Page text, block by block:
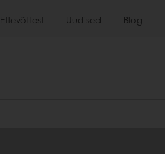
Ettevõttest Uudised Blog